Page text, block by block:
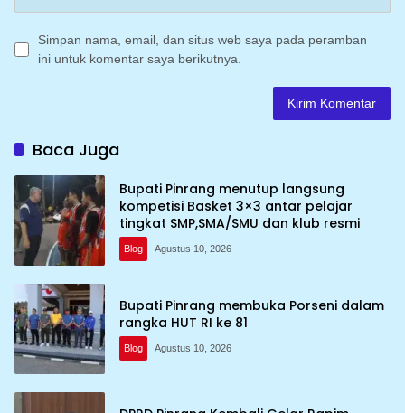
Simpan nama, email, dan situs web saya pada peramban
ini untuk komentar saya berikutnya.
Baca Juga
Bupati Pinrang menutup langsung
kompetisi Basket 3×3 antar pelajar
tingkat SMP,SMA/SMU dan klub resmi
Blog Agustus 10, 2026
Bupati Pinrang membuka Porseni dalam
rangka HUT RI ke 81
Blog Agustus 10, 2026